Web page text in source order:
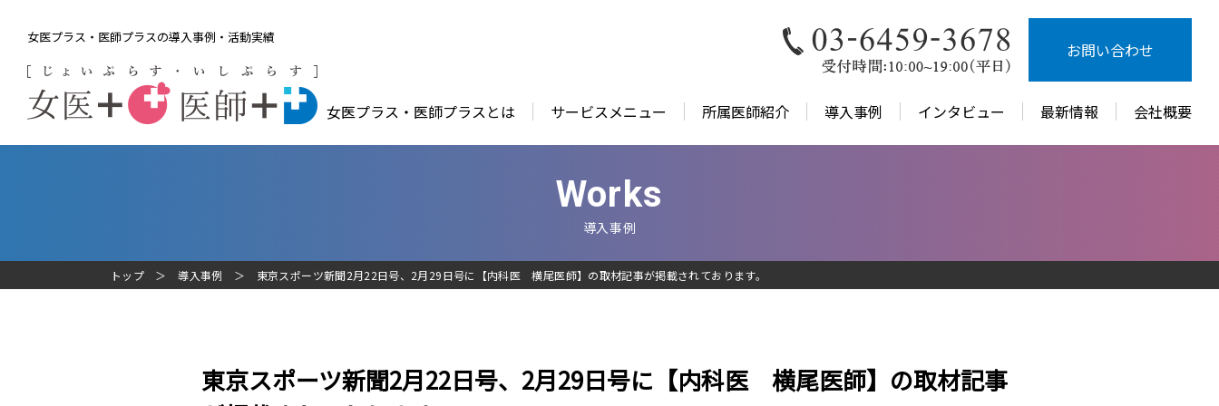
女医プラス・医師プラスの導入事例・活動実績
お問い合わせ
女医プラス・医師プラスとは サービスメニュー 所属医師紹介 導入事例 インタビュー 最新情報 会社概要
Works
導入事例
トップ 導入事例 東京スポーツ新聞2月22日号、2月29日号に【内科医 横尾医師】の取材記事が掲載されております。
東京スポーツ新聞2月22日号、2月29日号に【内科医 横尾医師】の取材記事